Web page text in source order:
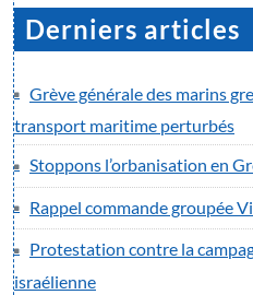
Derniers articles
Grève générale des marins
transport maritime perturbés
Stoppons l’orbanisation en
Rappel commande groupée
Protestation contre la
israélienne